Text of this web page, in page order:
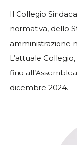
Il Collegio
normativa, dello
amministrazione
L’attuale
fino
dicembre 2024.